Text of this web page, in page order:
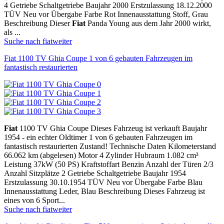
4 Getriebe Schaltgetriebe Baujahr 2000 Erstzulassung 18.12.2000
TÜV Neu vor Übergabe Farbe Rot Innenausstattung Stoff, Grau
Beschreibung DieserFiat Panda Young aus dem Jahr 2000 wirkt,
als ...
Suche nach fiatweiter
Fiat 1100 TV Ghia Coupe 1 von 6 gebauten Fahrzeugen im
fantastisch restaurierten
Fiat 1100 TV Ghia Coupe Dieses Fahrzeug ist verkauft Baujahr
1954 - ein echter Oldtimer 1 von 6 gebauten Fahrzeugen im
fantastisch restaurierten Zustand! Technische Daten Kilometerstand
66.062 km (abgelesen) Motor 4 Zylinder Hubraum 1.082 cm³
Leistung 37kW (50 PS) Kraftstoffart Benzin Anzahl der Türen 2/3
Anzahl Sitzplätze 2 Getriebe Schaltgetriebe Baujahr 1954
Erstzulassung 30.10.1954 TÜV Neu vor Übergabe Farbe Blau
Innenausstattung Leder, Blau Beschreibung Dieses Fahrzeug ist
eines von 6 Sport...
Suche nach fiatweiter